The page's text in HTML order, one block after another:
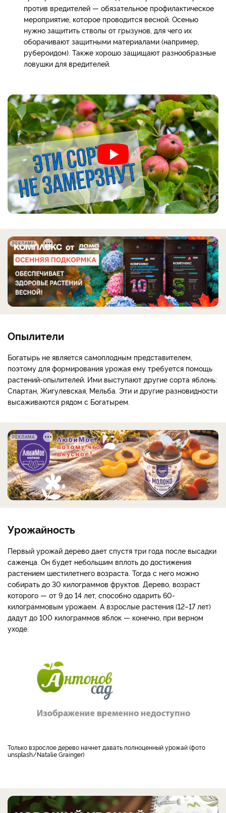
против вредителей — обязательное профилактическое
мероприятие, которое проводится весной. Осенью
нужно защитить стволы от грызунов, для чего их
оборачивают защитными материалами (например,
рубероидом). Также хорошо защищают разнообразные
ловушки для вредителей.
РЕКЛАМА
Опылители
Богатырь не является самоплодным представителем,
поэтому для формирования урожая ему требуется помощь
растений-опылителей. Ими выступают другие сорта яблонь:
Спартан, Жигулевская, Мельба. Эти и другие разновидности
высаживаются рядом с Богатырем.
РЕКЛАМА
Урожайность
Первый урожай дерево дает спустя три года после высадки
саженца. Он будет небольшим вплоть до достижения
растением шестилетнего возраста. Тогда с него можно
собирать до 30 килограммов фруктов. Дерево, возраст
которого — от 9 до 14 лет, способно одарить 60-
килограммовым урожаем. А взрослые растения (12–17 лет)
дадут до 100 килограммов яблок — конечно, при верном
уходе.
Только взрослое дерево начнет давать полноценный урожай (фото
unsplash/Natalie Grainger)